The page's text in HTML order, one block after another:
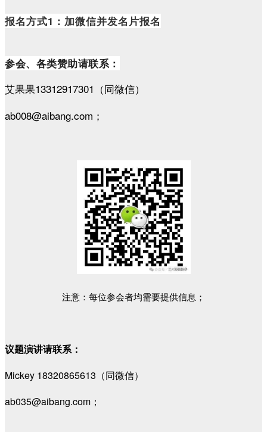
报名方式1：加微信并发名片报名
参会、各类赞助请联系：
艾果果13312917301（同微信）
ab008@aibang.com；
注意：每位参会者均需要提供信息；
议题演讲请联系：
Mickey 18320865613（同微信）
ab035@aibang.com；